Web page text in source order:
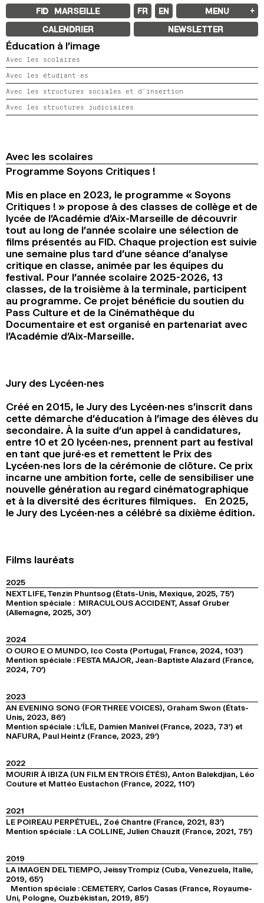
FID MARSEILLE FR EN MENU
FID MARSEILLE
À PROPOS
LE FID À L’ANNÉE
ÉDUCATION À L’IMAGE
LIVRES ET REVUES
LES ENGAGEMENTS
PARTENAIRES FID 37
FOCUS
JURY ET PRIX
PROS ET PRESSE
FID LAB 18
FID CAMPUS 13
ARCHIVES
2025
2024
2023
2022
2021
2020
2019
2018
RECHERCHE
CALENDRIER NEWSLETTER
Éducation à l’image
Avec les scolaires
Avec les étudiant·es
Avec les structures sociales et d’insertion
Avec les structures judiciaires
Avec les scolaires
Programme Soyons Critiques !
Mis en place en 2023, le programme « Soyons
Critiques ! » propose à des classes de collège et de
lycée de l’Académie d’Aix-Marseille de découvrir
tout au long de l’année scolaire une sélection de
films présentés au FID. Chaque projection est suivie
une semaine plus tard d’une séance d’analyse
critique en classe, animée par les équipes du
festival. Pour l’année scolaire 2025-2026, 13
classes, de la troisième à la terminale, participent
au programme. Ce projet bénéficie du soutien du
Pass Culture et de la Cinémathèque du
Documentaire et est organisé en partenariat avec
l’Académie d’Aix-Marseille.
Jury des Lycéen·nes
Créé en 2015, le Jury des Lycéen·nes s’inscrit dans
cette démarche d’éducation à l’image des élèves du
secondaire. À la suite d’un appel à candidatures,
entre 10 et 20 lycéen·nes, prennent part au festival
en tant que juré·es et remettent le Prix des
Lycéen·nes lors de la cérémonie de clôture. Ce prix
incarne une ambition forte, celle de sensibiliser une
nouvelle génération au regard cinématographique
et à la diversité des écritures filmiques. En 2025,
le Jury des Lycéen·nes a célébré sa dixième édition.
Films lauréats
2025
NEXT LIFE, Tenzin Phuntsog (États-Unis, Mexique, 2025, 75’)
Mention spéciale : MIRACULOUS ACCIDENT, Assaf Gruber
(Allemagne, 2025, 30’)
2024
O OURO E O MUNDO, Ico Costa (Portugal, France, 2024, 103’)
Mention spéciale : FESTA MAJOR, Jean-Baptiste Alazard (France,
2024, 70’)
2023
AN EVENING SONG (FOR THREE VOICES), Graham Swon (États-
Unis, 2023, 86’)
Mention spéciale : L’ÎLE, Damien Manivel (France, 2023, 73’) et
NAFURA, Paul Heintz (France, 2023, 29’)
2022
MOURIR À IBIZA (UN FILM EN TROIS ÉTÉS), Anton Balekdjian, Léo
Couture et Mattéo Eustachon (France, 2022, 110’)
2021
LE POIREAU PERPÉTUEL, Zoé Chantre (France, 2021, 83’)
Mention spéciale : LA COLLINE, Julien Chauzit (France, 2021, 75’)
2019
LA IMAGEN DEL TIEMPO, Jeissy Trompiz (Cuba, Venezuela, Italie,
2019, 65’)
Mention spéciale : CEMETERY, Carlos Casas (France, Royaume-
Uni, Pologne, Ouzbékistan, 2019, 85’)